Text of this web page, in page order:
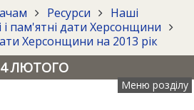
Ресурси
Наші
і пам'ятні дати Херсонщини
Херсонщини на 2013 рік
4 ЛЮТОГО
Меню розділу